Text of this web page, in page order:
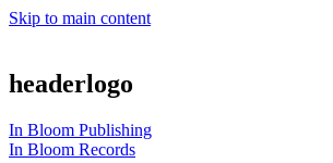
Skip to main content
headerlogo
In Bloom Publishing
In Bloom Records